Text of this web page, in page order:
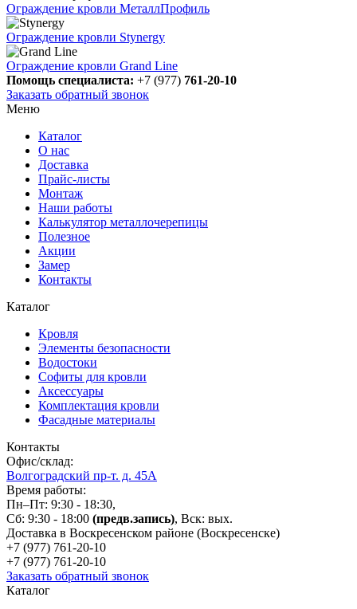
Ограждение кровли МеталлПрофиль
Ограждение кровли Stynergy
Ограждение кровли Grand Line
Помощь специалиста: +7 (977) 761-20-10
Заказать обратный звонок
Меню
Каталог
О нас
Доставка
Прайс-листы
Монтаж
Наши работы
Калькулятор металлочерепицы
Полезное
Акции
Замер
Контакты
Каталог
Кровля
Элементы безопасности
Водостоки
Софиты для кровли
Аксессуары
Комплектация кровли
Фасадные материалы
Контакты
Офис/склад:
Волгоградский пр-т. д. 45А
Время работы:
Пн–Пт: 9:30 - 18:30,
Сб: 9:30 - 18:00 (предв.запись), Вск: вых.
Доставка в Воскресенском районе (Воскресенске)
+7 (977) 761-20-10
+7 (977) 761-20-10
Заказать обратный звонок
Каталог